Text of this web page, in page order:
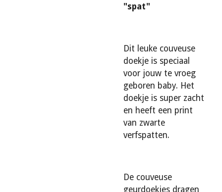
"spat"
Dit leuke couveuse
doekje is speciaal
voor jouw te vroeg
geboren baby. Het
doekje is super zacht
en heeft een print
van zwarte
verfspatten.
De couveuse
geurdoekjes dragen